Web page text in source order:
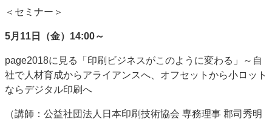
発刊案内
運営
会社案内
購読・購入申し込み
サイトポリシー
お問い合わせ
＜セミナー＞
5月11日（金）14:00～
page2018に見る「印刷ビジネスがこのように変わる」～自
社で人材育成からアライアンスへ、オフセットから小ロット
ならデジタル印刷へ
（講師：公益社団法人日本印刷技術協会 専務理事 郡司秀明